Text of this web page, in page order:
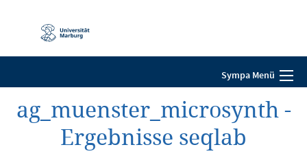
Navigation
Sympa Menü
ag_muenster_microsynth -
Ergebnisse seqlab